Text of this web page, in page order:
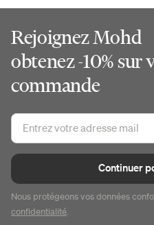
Rejoignez Mohd
obtenez -10% sur
commande
Continuer
Nous protégeons vos données
confidentialité.